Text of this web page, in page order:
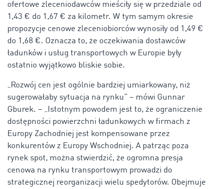
ofertowe zleceniodawców mieściły się w przedziale od
1,43 € do 1,67 € za kilometr. W tym samym okresie
propozycje cenowe zleceniobiorców wynosiły od 1,49 €
do 1,68 €. Oznacza to, że oczekiwania dostawców
ładunków i usług transportowych w Europie były
ostatnio wyjątkowo bliskie sobie.
„Rozwój cen jest ogólnie bardziej umiarkowany, niż
sugerowałaby sytuacja na rynku” – mówi Gunnar
Gburek. – „Istotnym powodem jest to, że ograniczenie
dostępności powierzchni ładunkowych w firmach z
Europy Zachodniej jest kompensowane przez
konkurentów z Europy Wschodniej. A patrząc poza
rynek spot, można stwierdzić, że ogromna presja
cenowa na rynku transportowym prowadzi do
strategicznej reorganizacji wielu spedytorów. Obejmuje